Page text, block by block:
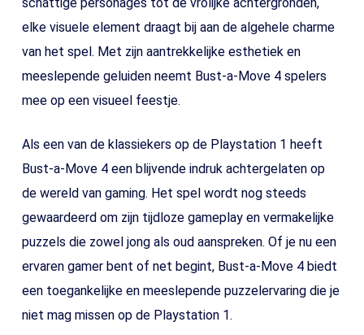
elke visuele element draagt bij aan de algehele charme
van het spel. Met zijn aantrekkelijke esthetiek en
meeslepende geluiden neemt Bust-a-Move 4 spelers
mee op een visueel feestje.
Als een van de klassiekers op de Playstation 1 heeft
Bust-a-Move 4 een blijvende indruk achtergelaten op
de wereld van gaming. Het spel wordt nog steeds
gewaardeerd om zijn tijdloze gameplay en vermakelijke
puzzels die zowel jong als oud aanspreken. Of je nu een
ervaren gamer bent of net begint, Bust-a-Move 4 biedt
een toegankelijke en meeslepende puzzelervaring die je
niet mag missen op de Playstation 1.